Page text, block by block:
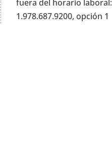
fuera del horario laboral:
1.978.687.9200, opción 1